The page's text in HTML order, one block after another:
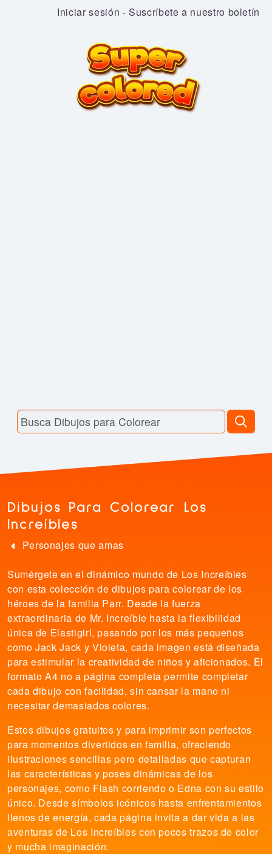
Iniciar sesión -Suscríbete a nuestro boletín
Dibujos Para Colorear Los
Increíbles
Personajes que amas
Sumérgete en el dinámico mundo de Los Increíbles
con esta colección de dibujos para colorear de los
héroes de la familia Parr. Desde la fuerza
extraordinaria de Mr. Increíble hasta la flexibilidad
única de Elastigirl, pasando por los más pequeños
como Jack Jack y Violeta, cada imagen está diseñada
para estimular la creatividad de niños y aficionados. El
formato A4 no a página completa permite completar
cada dibujo con facilidad, sin cansar la mano ni
necesitar demasiados colores.
Estos dibujos gratuitos y para imprimir son perfectos
para momentos divertidos en familia, ofreciendo
ilustraciones sencillas pero detalladas que capturan
las características y poses dinámicas de los
personajes, como Flash corriendo o Edna con su estilo
único. Desde símbolos icónicos hasta enfrentamientos
llenos de energía, cada página invita a dar vida a las
aventuras de Los Increíbles con pocos trazos de color
y mucha imaginación.